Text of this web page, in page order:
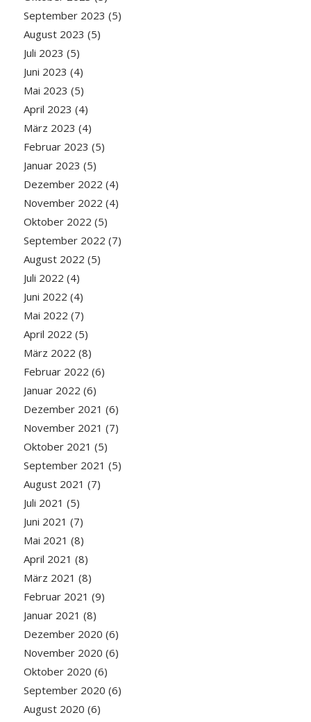
September 2023 (5)
August 2023 (5)
Juli 2023 (5)
Juni 2023 (4)
Mai 2023 (5)
April 2023 (4)
März 2023 (4)
Februar 2023 (5)
Januar 2023 (5)
Dezember 2022 (4)
November 2022 (4)
Oktober 2022 (5)
September 2022 (7)
August 2022 (5)
Juli 2022 (4)
Juni 2022 (4)
Mai 2022 (7)
April 2022 (5)
März 2022 (8)
Februar 2022 (6)
Januar 2022 (6)
Dezember 2021 (6)
November 2021 (7)
Oktober 2021 (5)
September 2021 (5)
August 2021 (7)
Juli 2021 (5)
Juni 2021 (7)
Mai 2021 (8)
April 2021 (8)
März 2021 (8)
Februar 2021 (9)
Januar 2021 (8)
Dezember 2020 (6)
November 2020 (6)
Oktober 2020 (6)
September 2020 (6)
August 2020 (6)